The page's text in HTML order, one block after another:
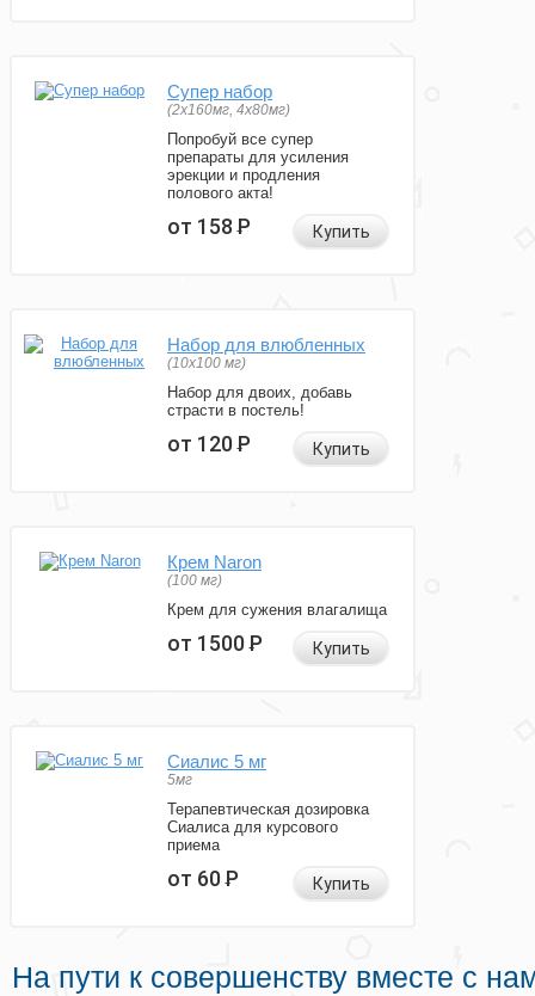
Супер набор
(2х160мг, 4х80мг)
Попробуй все супер
препараты для усиления
эрекции и продления
полового акта!
от 158Р Купить
Набор для влюбленных
(10х100 мг)
Набор для двоих, добавь
страсти в постель!
от 120Р Купить
Крем Naron
(100 мг)
Крем для сужения влагалища
от 1500Р Купить
Сиалис 5 мг
5мг
Терапевтическая дозировка
Сиалиса для курсового
приема
от 60Р Купить
На пути к совершенству вместе с